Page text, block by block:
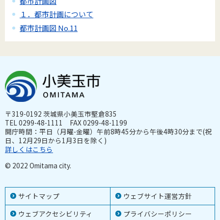
１．都市計画について
都市計画図 No.11
サイトマップ
ウェブサイト運営方針
ウェブアクセシビリティ
プライバシーポリシー
〒319-0192 茨城県小美玉市堅倉835
TEL 0299-48-1111 FAX 0299-48-1199
開庁時間：平日（月曜-金曜）午前8時45分から午後4時30分まで(祝
日、12月29日から1月3日を除く)
詳しくはこちら
© 2022 Omitama city.